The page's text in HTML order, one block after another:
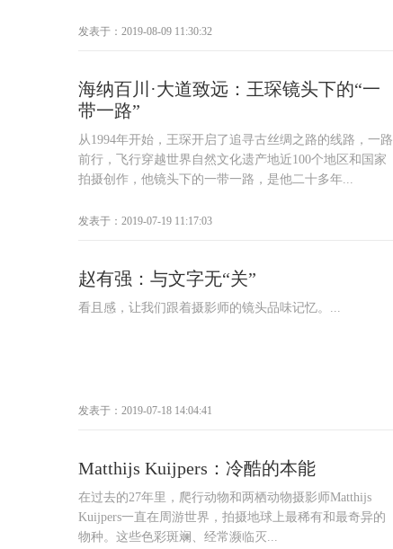
发表于：2019-08-09 11:30:32
海纳百川·大道致远：王琛镜头下的“一
带一路”
从1994年开始，王琛开启了追寻古丝绸之路的线路，一路
前行，飞行穿越世界自然文化遗产地近100个地区和国家
拍摄创作，他镜头下的一带一路，是他二十多年...
发表于：2019-07-19 11:17:03
赵有强：与文字无“关”
看且感，让我们跟着摄影师的镜头品味记忆。...
发表于：2019-07-18 14:04:41
Matthijs Kuijpers：冷酷的本能
在过去的27年里，爬行动物和两栖动物摄影师Matthijs
Kuijpers一直在周游世界，拍摄地球上最稀有和最奇异的
物种。这些色彩斑斓、经常濒临灭...